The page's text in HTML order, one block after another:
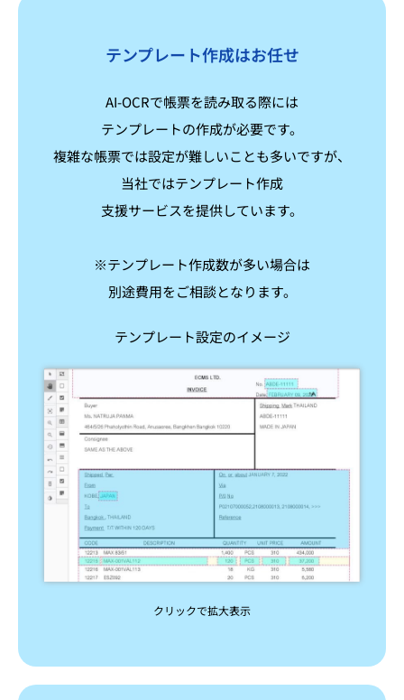
テンプレート作成はお任せ
AI-OCRで帳票を読み取る際には
テンプレートの作成が必要です。
複雑な帳票では設定が難しいことも多いですが、
当社ではテンプレート作成
支援サービスを提供しています。
※テンプレート作成数が多い場合は
別途費用をご相談となります。
テンプレート設定のイメージ
クリックで拡大表示